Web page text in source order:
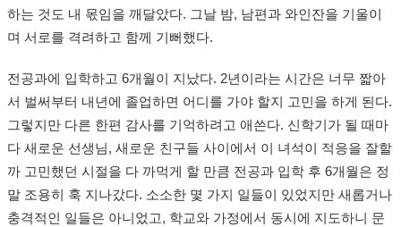
하는 것도 내 몫임을 깨달았다. 그날 밤, 남편과 와인잔을 기울이
며 서로를 격려하고 함께 기뻐했다.
전공과에 입학하고 6개월이 지났다. 2년이라는 시간은 너무 짧아
서 벌써부터 내년에 졸업하면 어디를 가야 할지 고민을 하게 된다.
그렇지만 다른 한편 감사를 기억하려고 애쓴다. 신학기가 될 때마
다 새로운 선생님, 새로운 친구들 사이에서 이 녀석이 적응을 잘할
까 고민했던 시절을 다 까먹게 할 만큼 전공과 입학 후 6개월은 정
말 조용히 훅 지나갔다. 소소한 몇 가지 일들이 있었지만 새롭거나
충격적인 일들은 아니었고, 학교와 가정에서 동시에 지도하니 문